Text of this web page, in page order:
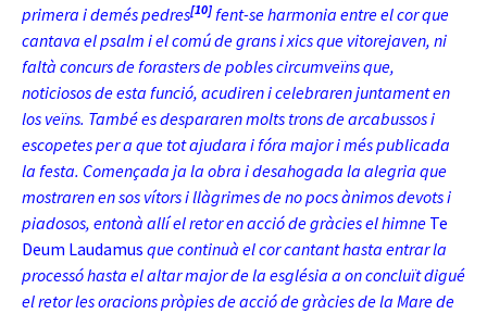
primera i demés pedres[10] fent-se harmonia entre el cor que
cantava el psalm i el comú de grans i xics que vitorejaven, ni
faltà concurs de forasters de pobles circumveïns que,
noticiosos de esta funció, acudiren i celebraren juntament en
los veïns. També es despararen molts trons de arcabussos i
escopetes per a que tot ajudara i fóra major i més publicada
la festa. Començada ja la obra i desahogada la alegria que
mostraren en sos vítors i llàgrimes de no pocs ànimos devots i
piadosos, entonà allí el retor en acció de gràcies el himne Te
Deum Laudamus que continuà el cor cantant hasta entrar la
processó hasta el altar major de la església a on concluït digué
el retor les oracions pròpies de acció de gràcies de la Mare de